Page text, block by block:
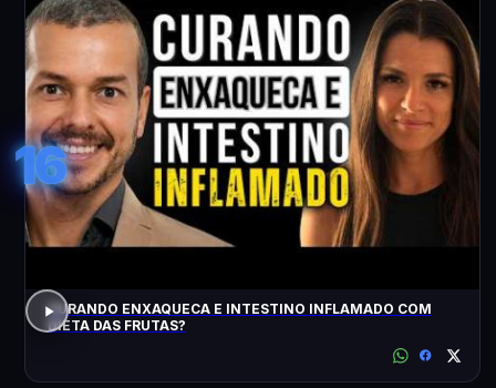
16
CURANDO ENXAQUECA E INTESTINO INFLAMADO COM
DIETA DAS FRUTAS?